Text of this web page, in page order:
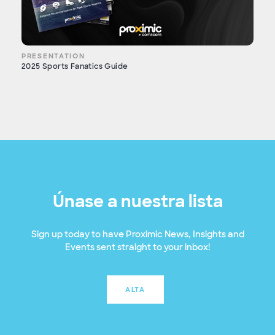
PRESENTATION
2025 Sports Fanatics Guide
Únase a nuestra lista
Sign up today to have Proximic News, Insights and
Events sent straight to your inbox!
ALTA